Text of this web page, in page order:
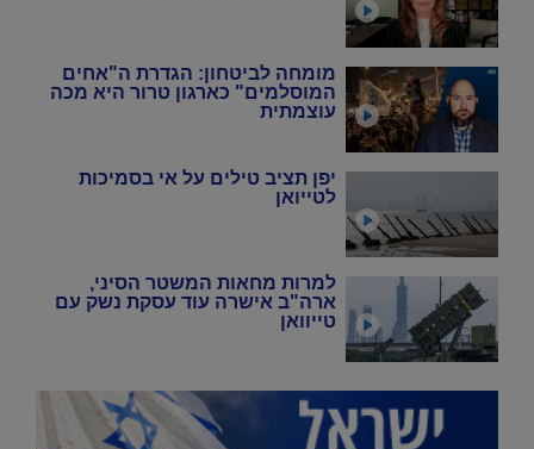
מומחה לביטחון: הגדרת ה"אחים
המוסלמים" כארגון טרור היא מכה
עוצמתית
יפן תציב טילים על אי בסמיכות
לטייואן
למרות מחאות המשטר הסיני,
ארה"ב אישרה עוד עסקת נשק עם
טייוואן